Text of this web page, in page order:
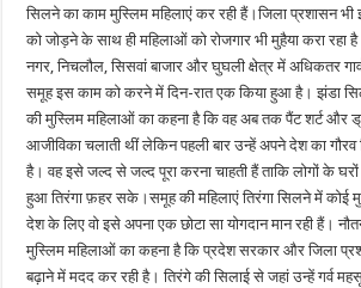
सिलने का काम मुस्लिम महिलाएं कर रही हैं।जिला प्रशासन
को जोड़ने के साथ ही महिलाओं को रोजगार भी मुहैया करा
नगर, निचलौल, सिसवां बाजार और घुघली क्षेत्र में अधिकतर
समूह इस काम को करने में दिन-रात एक किया हुआ है। झंडा
की मुस्लिम महिलाओं का कहना है कि वह अब तक पैंट शर्ट और
आजीविका चलाती थीं लेकिन पहली बार उन्हें अपने देश का गौरव
है। वह इसे जल्द से जल्द पूरा करना चाहती हैं ताकि लोगों के
हुआ तिरंगा फ़हर सके।समूह की महिलाएं तिरंगा सिलने में कोई
देश के लिए वो इसे अपना एक छोटा सा योगदान मान रही हैं।
मुस्लिम महिलाओं का कहना है कि प्रदेश सरकार और जिला
बढ़ाने में मदद कर रही है। तिरंगे की सिलाई से जहां उन्हें गर्व